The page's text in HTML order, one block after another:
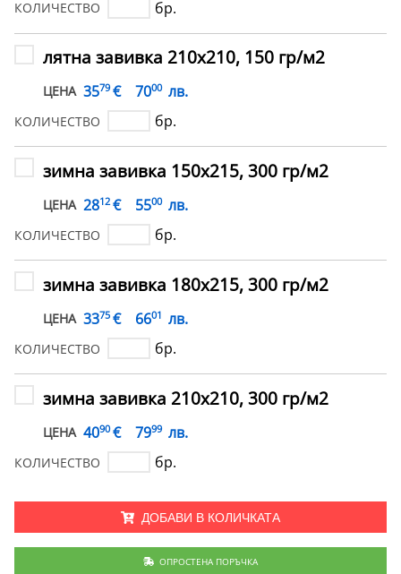
КОЛИЧЕСТВО бр.
лятна завивка 210х210, 150 гр/м2
ЦЕНА 3579 € 7000 лв.
КОЛИЧЕСТВО бр.
зимна завивка 150х215, 300 гр/м2
ЦЕНА 2812 € 5500 лв.
КОЛИЧЕСТВО бр.
зимна завивка 180х215, 300 гр/м2
ЦЕНА 3375 € 6601 лв.
КОЛИЧЕСТВО бр.
зимна завивка 210х210, 300 гр/м2
ЦЕНА 4090 € 7999 лв.
КОЛИЧЕСТВО бр.
ДОБАВИ В КОЛИЧКАТА
ОПРОСТЕНА ПОРЪЧКА